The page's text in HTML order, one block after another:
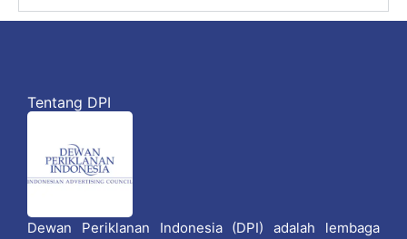
Tentang DPI
Dewan Periklanan Indonesia (DPI) adalah lembaga